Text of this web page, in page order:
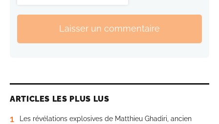
Laisser un commentaire
ARTICLES LES PLUS LUS
1
Les révélations explosives de Matthieu Ghadiri, ancien